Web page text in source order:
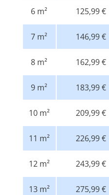
6 m² 125,99 €
7 m² 146,99 €
8 m² 162,99 €
9 m² 183,99 €
10 m² 209,99 €
11 m² 226,99 €
12 m² 243,99 €
13 m² 275,99 €